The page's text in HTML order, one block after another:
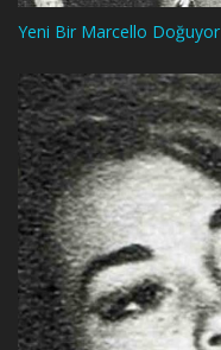
Yeni Bir Marcello Doğuyor